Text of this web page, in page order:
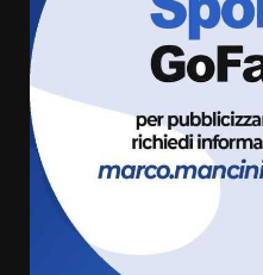
Politiche
giusta”
8 Agosto
“I
Banda”